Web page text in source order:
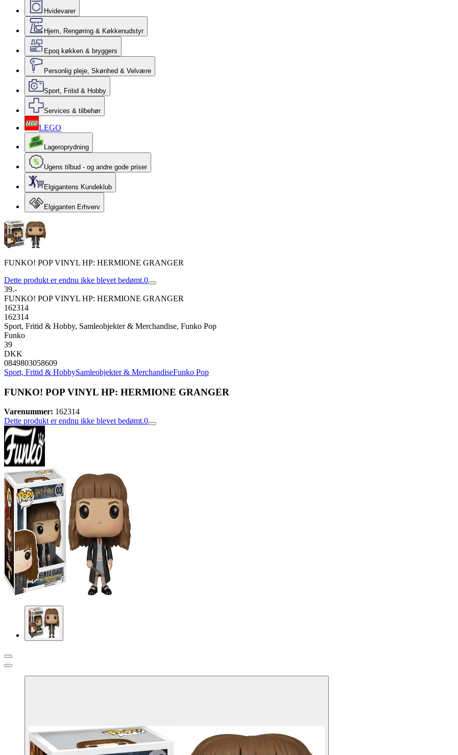
Hvidevarer
Hjem, Rengøring & Køkkenudstyr
Epoq køkken & bryggers
Personlig pleje, Skønhed & Velvære
Sport, Fritid & Hobby
Services & tilbehør
LEGO
Lageroprydning
Ugens tilbud - og andre gode priser
Elgigantens Kundeklub
Elgiganten Erhverv
FUNKO! POP VINYL HP: HERMIONE GRANGER
Dette produkt er endnu ikke blevet bedømt.0
39.-
FUNKO! POP VINYL HP: HERMIONE GRANGER
162314
162314
Sport, Fritid & Hobby, Samleobjekter & Merchandise, Funko Pop
Funko
39
DKK
0849803058609
Sport, Fritid & HobbySamleobjekter & MerchandiseFunko Pop
FUNKO! POP VINYL HP: HERMIONE GRANGER
Varenummer: 162314
Dette produkt er endnu ikke blevet bedømt.0